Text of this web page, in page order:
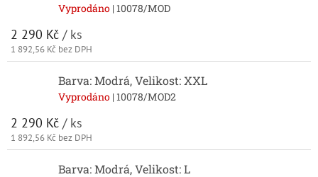
Vyprodáno | 10078/MOD
2 290 Kč / ks
1 892,56 Kč bez DPH
Barva: Modrá, Velikost: XXL
Vyprodáno | 10078/MOD2
2 290 Kč / ks
1 892,56 Kč bez DPH
Barva: Modrá, Velikost: L